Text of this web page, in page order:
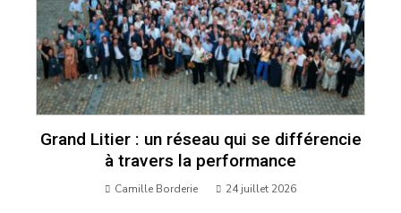
Grand Litier : un réseau qui se différencie
à travers la performance
Camille Borderie 24 juillet 2026